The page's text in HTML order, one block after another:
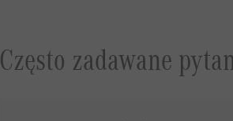
Często zadawane